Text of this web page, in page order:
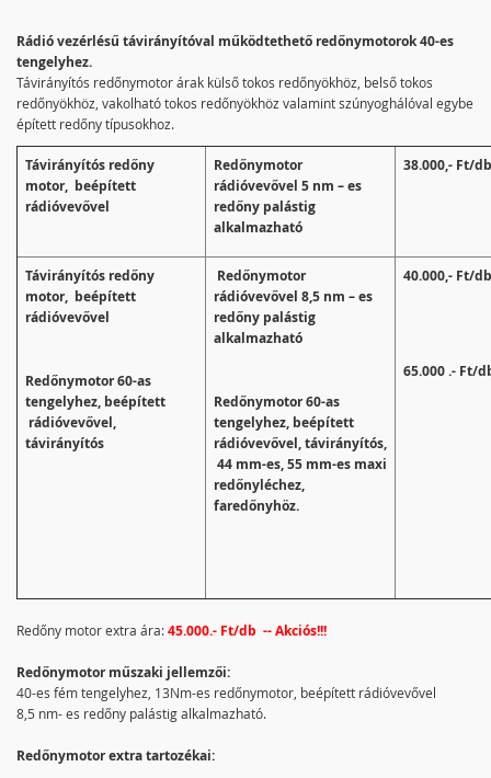
Rádió vezérlésű távirányítóval működtethető redőnymotorok 40-es
tengelyhez.
Távirányítós redőnymotor árak külső tokos redőnyökhöz, belső tokos
redőnyökhöz, vakolható tokos redőnyökhöz valamint szúnyoghálóval egybe
épített redőny típusokhoz.
Távirányítós redőny
motor, beépített
rádióvevővel
Redőnymotor
rádióvevővel 5 nm – es
redőny palástig
alkalmazható
38.000,- Ft/db
Távirányítós redőny
motor, beépített
rádióvevővel
Redőnymotor 60-as
tengelyhez, beépített
rádióvevővel,
távirányítós
Redőnymotor
rádióvevővel 8,5 nm – es
redőny palástig
alkalmazható
Redőnymotor 60-as
tengelyhez, beépített
rádióvevővel, távirányítós,
44 mm-es, 55 mm-es maxi
redőnyléchez,
faredőnyhöz.
40.000,- Ft/db
65.000 .- Ft/
Redőny motor extra ára:45.000.- Ft/db -- Akciós!!!
Redőnymotor műszaki jellemzői:
40-es fém tengelyhez, 13Nm-es redőnymotor, beépített rádióvevővel
8,5 nm- es redőny palástig alkalmazható.
Redőnymotor extra tartozékai: